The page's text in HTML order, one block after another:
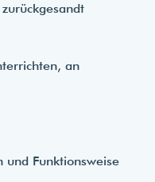
an
Funktionsweise